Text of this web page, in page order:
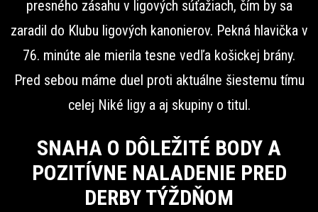
presného zásahu v ligových súťažiach, čím by sa
zaradil do Klubu ligových kanonierov. Pekná hlavička v
76. minúte ale mierila tesne vedľa košickej brány.
Pred sebou máme duel proti aktuálne šiestemu tímu
celej Niké ligy a aj skupiny o titul.
SNAHA O DÔLEŽITÉ BODY A
POZITÍVNE NALADENIE PRED
DERBY TÝŽDŇOM